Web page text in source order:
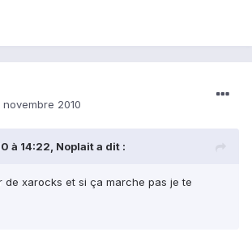
novembre 2010
à 14:22, Noplait a dit :
de xarocks et si ça marche pas je te